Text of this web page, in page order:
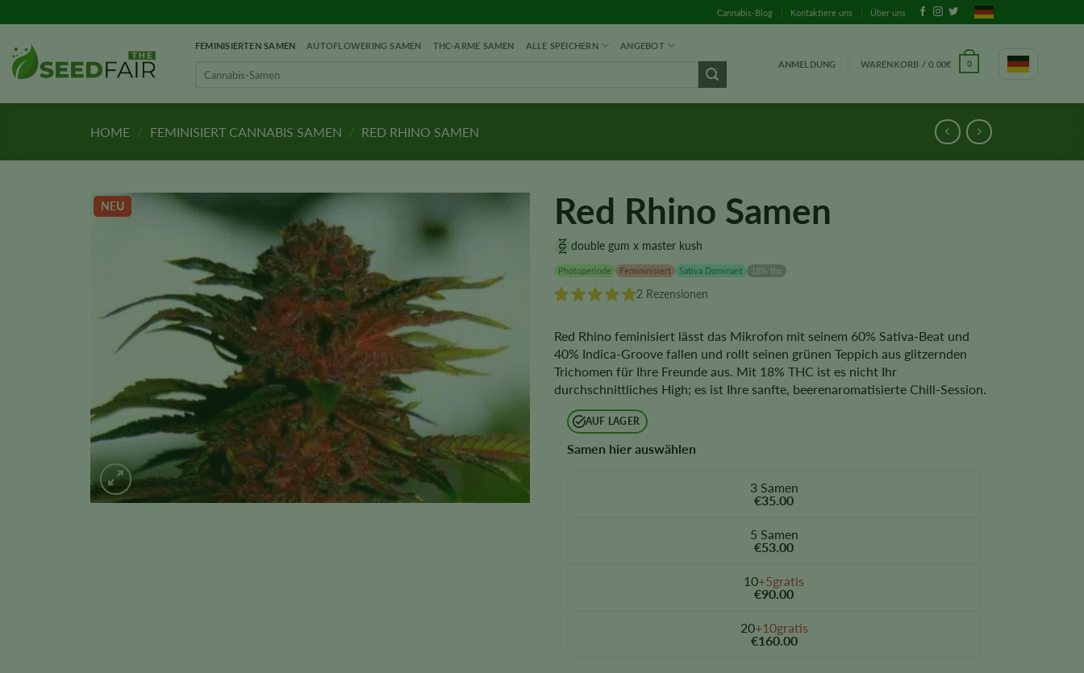
Inhalt
springen
Cannabis-Blog Kontaktiere uns Über uns
FEMINISIERTEN SAMEN AUTOFLOWERING SAMEN THC-ARME SAMEN ALLE SPEICHERN ANGEBOT
ANMELDUNG WARENKORB /0.00€ 0
HOME / FEMINISIERT CANNABIS SAMEN / RED RHINO SAMEN
NEU Red Rhino Samen
double gum x master kush
Photoperiode Femininisiert Sativa Dominant 18% thc
2 Rezensionen
Red Rhino feminisiert lässt das Mikrofon mit seinem 60% Sativa-Beat und
40% Indica-Groove fallen und rollt seinen grünen Teppich aus glitzernden
Trichomen für Ihre Freunde aus. Mit 18% THC ist es nicht Ihr
durchschnittliches High; es ist Ihre sanfte, beerenaromatisierte Chill-Session.
AUF LAGER
Samen hier auswählen
3 Samen
€35.00
5 Samen
€53.00
10+5gratis
€90.00
20+10gratis
€160.00